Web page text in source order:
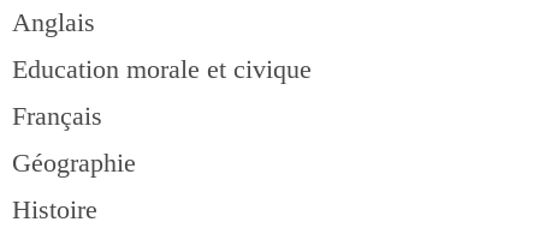
Anglais
Education morale et civique
Français
Géographie
Histoire